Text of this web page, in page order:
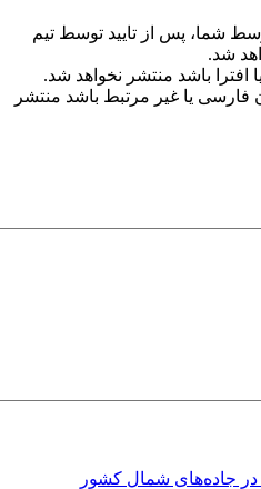
شما، پس از تایید توسط تیم
شد.
افترا باشد منتشر نخواهد شد.
فارسی یا غیر مرتبط باشد منتشر